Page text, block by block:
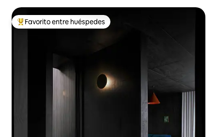
Favorito entre huéspedes preferido
Favorito entre huéspedes